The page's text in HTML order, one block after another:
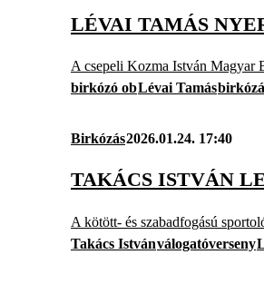
LÉVAI TAMÁS
A csepeli Kozma István Magyar
birkózó obLévai Tamás
Birkózás2026.01.24. 17:40
TAKÁCS ISTVÁN
A kötött- és szabadfogású
Takács Istvánválogatóverseny